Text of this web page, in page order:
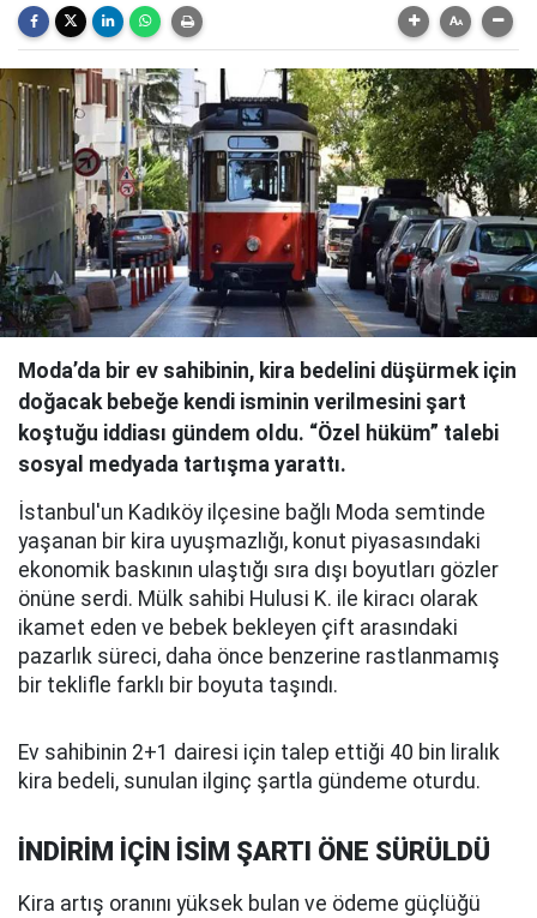
Moda’da bir ev sahibinin, kira bedelini düşürmek için
doğacak bebeğe kendi isminin verilmesini şart
koştuğu iddiası gündem oldu. “Özel hüküm” talebi
sosyal medyada tartışma yarattı.
İstanbul'un Kadıköy ilçesine bağlı Moda semtinde
yaşanan bir kira uyuşmazlığı, konut piyasasındaki
ekonomik baskının ulaştığı sıra dışı boyutları gözler
önüne serdi. Mülk sahibi Hulusi K. ile kiracı olarak
ikamet eden ve bebek bekleyen çift arasındaki
pazarlık süreci, daha önce benzerine rastlanmamış
bir teklifle farklı bir boyuta taşındı.
Ev sahibinin 2+1 dairesi için talep ettiği 40 bin liralık
kira bedeli, sunulan ilginç şartla gündeme oturdu.
İNDİRİM İÇİN İSİM ŞARTI ÖNE SÜRÜLDÜ
Kira artış oranını yüksek bulan ve ödeme güçlüğü